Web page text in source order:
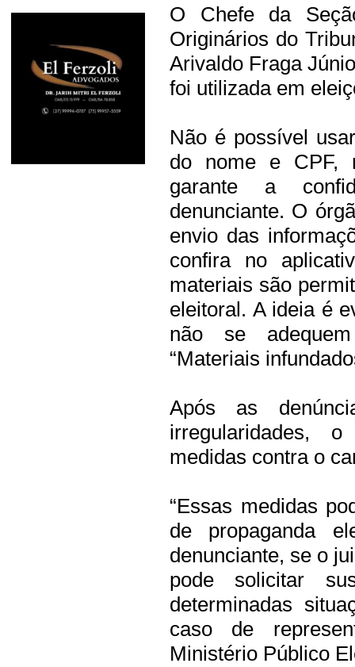
O Chefe da
Originários do
Arivaldo Fraga
foi utilizada em
Não é possível
do nome e CPF,
garante a
denunciante. O
envio das
confira no
materiais são
eleitoral. A ideia é
não se
“Materiais
Após as
irregularidades,
medidas contra o
“Essas medidas
de propaganda
denunciante, se o
pode solicitar
determinadas
caso de
Ministério Público